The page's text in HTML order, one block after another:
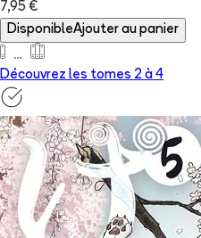
7,95 €
DisponibleAjouter au panier
Découvrez les tomes 2 à 4